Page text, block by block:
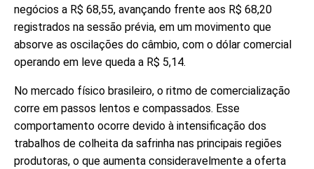
negócios a R$ 68,55, avançando frente aos R$ 68,20
registrados na sessão prévia, em um movimento que
absorve as oscilações do câmbio, com o dólar comercial
operando em leve queda a R$ 5,14.
No mercado físico brasileiro, o ritmo de comercialização
corre em passos lentos e compassados. Esse
comportamento ocorre devido à intensificação dos
trabalhos de colheita da safrinha nas principais regiões
produtoras, o que aumenta consideravelmente a oferta